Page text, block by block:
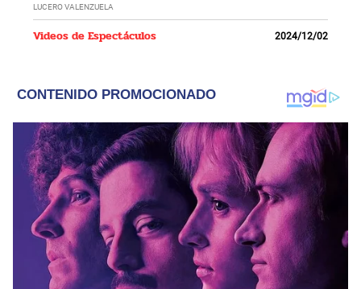
LUCERO VALENZUELA
Videos de Espectáculos 2024/12/02